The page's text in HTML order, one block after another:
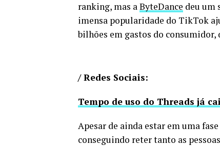
ranking, mas aByteDance deu um
imensa popularidade do TikTok
bilhões em gastos do
/ Redes Sociais:
Tempo de uso do Threads já
Apesar de ainda estar em uma
conseguindo reter tanto as